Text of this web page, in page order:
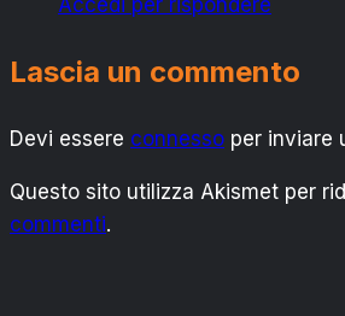
Lascia un commento
Devi essere connesso per inviare
Questo sito utilizza Akismet per
commenti.